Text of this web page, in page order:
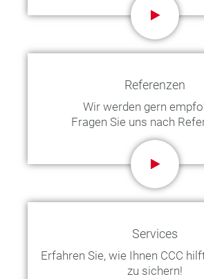
Referenzen
Wir werden gern
Fragen Sie uns nach
Services
Erfahren Sie, wie Ihnen CCC
zu sichern!